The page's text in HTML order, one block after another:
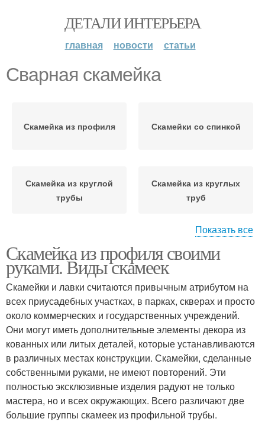
ДЕТАЛИ ИНТЕРЬЕРА
главная новости статьи
Сварная скамейка
Скамейка из профиля Скамейки со спинкой
Скамейка из круглой
трубы
Скамейка из круглых
труб
Простая скамейка
профильной трубы
Садовая скамейка Скамейка из металла
Металлические
скамейки
Кованые скамейки
Показать все
Скамейка из профиля своими
руками. Виды скамеек
Скамейки и лавки считаются привычным атрибутом на
всех приусадебных участках, в парках, скверах и просто
около коммерческих и государственных учреждений.
Они могут иметь дополнительные элементы декора из
кованных или литых деталей, которые устанавливаются
в различных местах конструкции. Скамейки, сделанные
собственными руками, не имеют повторений. Эти
полностью эксклюзивные изделия радуют не только
мастера, но и всех окружающих. Всего различают две
большие группы скамеек из профильной трубы.